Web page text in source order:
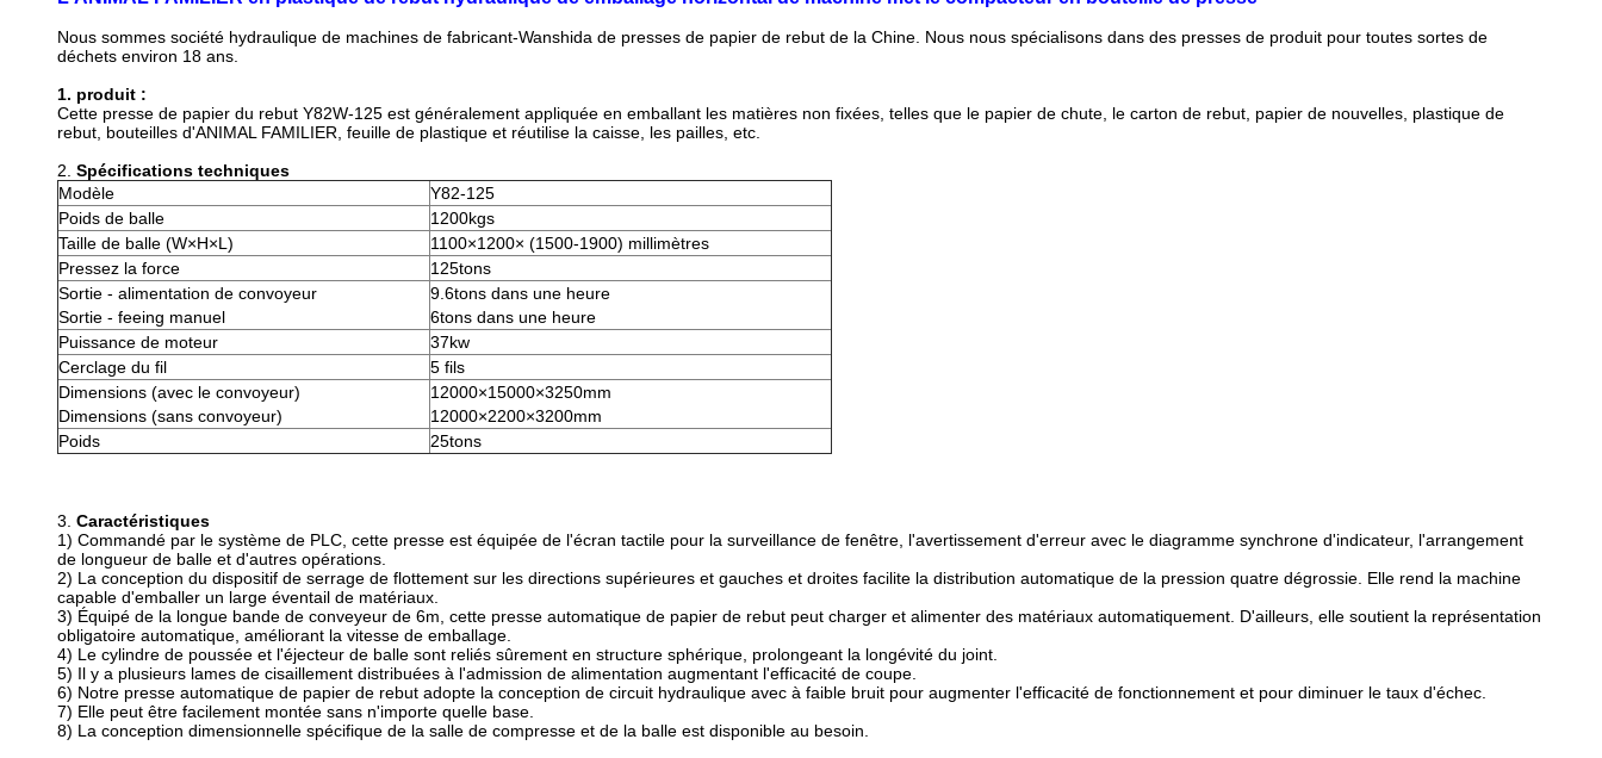
Nous sommes société hydraulique de machines de fabricant-Wanshida de presses de papier de rebut de la Chine. Nous nous spécialisons dans des presses de produit pour toutes sortes de
déchets environ 18 ans.
1. produit :
Cette presse de papier du rebut Y82W-125 est généralement appliquée en emballant les matières non fixées, telles que le papier de chute, le carton de rebut, papier de nouvelles, plastique de
rebut, bouteilles d'ANIMAL FAMILIER, feuille de plastique et réutilise la caisse, les pailles, etc.
2. Spécifications techniques
Modèle
Y82-125
Poids de balle
1200kgs
Taille de balle (W×H×L)
1100×1200× (1500-1900) millimètres
Pressez la force
125tons
Sortie - alimentation de convoyeur
Sortie - feeing manuel
9.6tons dans une heure
6tons dans une heure
Puissance de moteur
37kw
Cerclage du fil
5 fils
Dimensions (avec le convoyeur)
Dimensions (sans convoyeur)
12000×15000×3250mm
12000×2200×3200mm
Poids
25tons
3. Caractéristiques
1) Commandé par le système de PLC, cette presse est équipée de l'écran tactile pour la surveillance de fenêtre, l'avertissement d'erreur avec le diagramme synchrone d'indicateur, l'arrangement
de longueur de balle et d'autres opérations.
2) La conception du dispositif de serrage de flottement sur les directions supérieures et gauches et droites facilite la distribution automatique de la pression quatre dégrossie. Elle rend la machine
capable d'emballer un large éventail de matériaux.
3) Équipé de la longue bande de conveyeur de 6m, cette presse automatique de papier de rebut peut charger et alimenter des matériaux automatiquement. D'ailleurs, elle soutient la représentation
obligatoire automatique, améliorant la vitesse de emballage.
4) Le cylindre de poussée et l'éjecteur de balle sont reliés sûrement en structure sphérique, prolongeant la longévité du joint.
5) Il y a plusieurs lames de cisaillement distribuées à l'admission de alimentation augmentant l'efficacité de coupe.
6) Notre presse automatique de papier de rebut adopte la conception de circuit hydraulique avec à faible bruit pour augmenter l'efficacité de fonctionnement et pour diminuer le taux d'échec.
7) Elle peut être facilement montée sans n'importe quelle base.
8) La conception dimensionnelle spécifique de la salle de compresse et de la balle est disponible au besoin.